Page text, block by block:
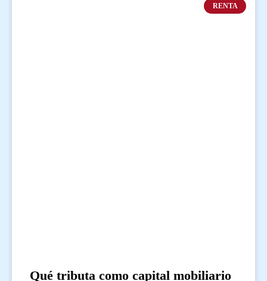
RENTA
Qué tributa como capital mobiliario